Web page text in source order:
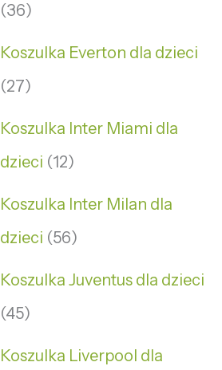
36
Koszulka Everton dla dzieci
27
Koszulka Inter Miami dla
dzieci 12
Koszulka Inter Milan dla
dzieci 56
Koszulka Juventus dla dzieci
45
Koszulka Liverpool dla